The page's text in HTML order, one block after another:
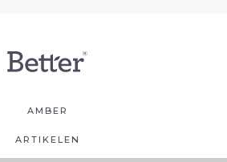
AMBER
ARTIKELEN